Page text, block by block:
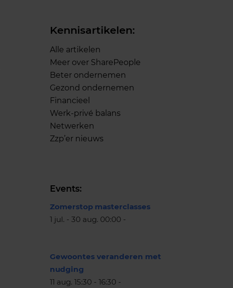
Kennisartikelen:
Alle artikelen
Meer over SharePeople
Beter ondernemen
Gezond ondernemen
Financieel
Werk-privé balans
Netwerken
Zzp’er nieuws
Events:
Zomerstop masterclasses
1 jul. - 30 aug. 00:00 -
Gewoontes veranderen met
nudging
11 aug. 15:30 - 16:30 -